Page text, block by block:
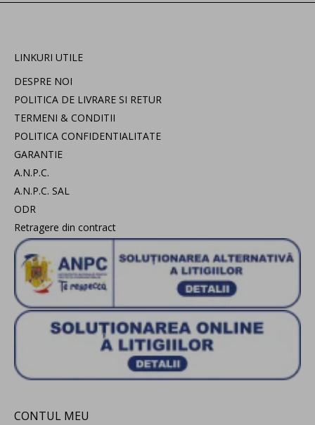
LINKURI UTILE
DESPRE NOI
POLITICA DE LIVRARE SI RETUR
TERMENI & CONDITII
POLITICA CONFIDENTIALITATE
GARANTIE
A.N.P.C.
A.N.P.C. SAL
ODR
Retragere din contract
CONTUL MEU